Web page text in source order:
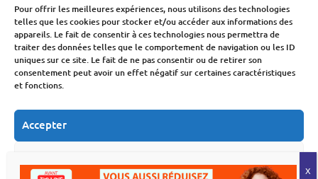
Pour offrir les meilleures expériences, nous utilisons des technologies
telles que les cookies pour stocker et/ou accéder aux informations des
appareils. Le fait de consentir à ces technologies nous permettra de
traiter des données telles que le comportement de navigation ou les ID
uniques sur ce site. Le fait de ne pas consentir ou de retirer son
consentement peut avoir un effet négatif sur certaines caractéristiques
et fonctions.
Accepter
8 Août 2026
Banque Et Néo-Banque
Société
Crédit Mutuel refuse de
Natalité en France : une
inquiète pour notre